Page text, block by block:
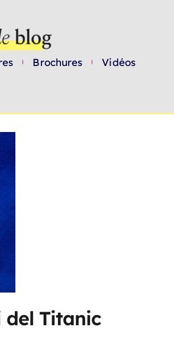
Brochures Vidéos
Titanic